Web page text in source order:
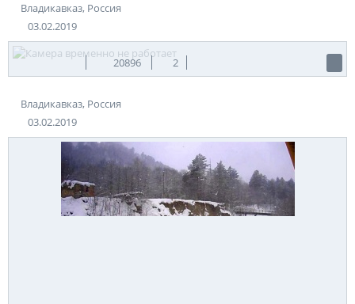
Владикавказ, Россия
03.02.2019
20896 2
Владикавказ, Россия
03.02.2019